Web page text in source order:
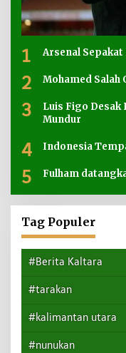
1 Arsenal
2 Mohamed
3
Luis Figo Desak
Mundur
4 Indonesia
5 Fulham
Tag Populer
#Berita Kaltara
#tarakan
#kalimantan utara
#nunukan